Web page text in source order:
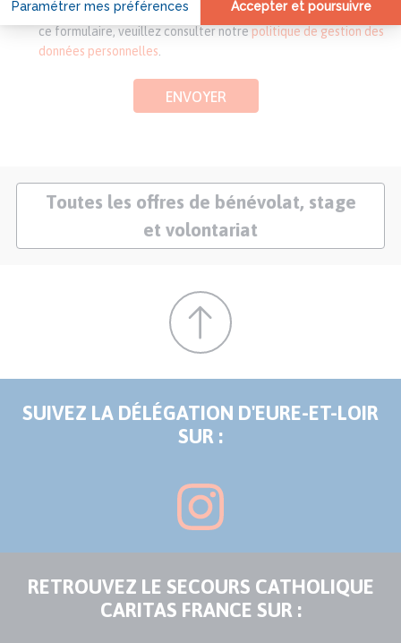
votre consentement à l'utilisation des données collectées par
ce formulaire, veuillez consulter notre politique de gestion des
données personnelles
ENVOYER
Toutes les offres de bénévolat, stage
et volontariat
SUIVEZ LA DÉLÉGATION D'EURE-ET-LOIR
SUR :
RETROUVEZ LE SECOURS CATHOLIQUE
CARITAS FRANCE SUR :